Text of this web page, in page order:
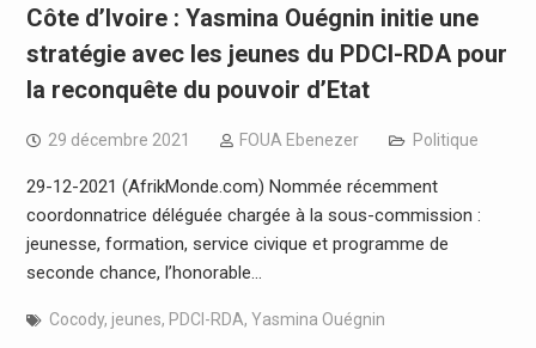
Côte d’Ivoire : Yasmina Ouégnin initie une
stratégie avec les jeunes du PDCI-RDA pour
la reconquête du pouvoir d’Etat
29 décembre 2021 FOUA Ebenezer Politique
29-12-2021 (AfrikMonde.com) Nommée récemment
coordonnatrice déléguée chargée à la sous-commission :
jeunesse, formation, service civique et programme de
seconde chance, l’honorable…
Cocody, jeunes, PDCI-RDA, Yasmina Ouégnin